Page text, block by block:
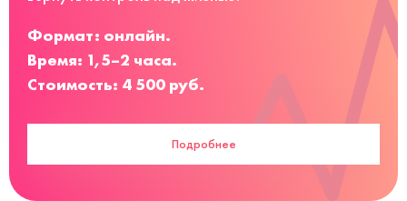
Формат: онлайн.
Время: 1,5–2 часа.
Стоимость: 4 500 руб.
Подробнее